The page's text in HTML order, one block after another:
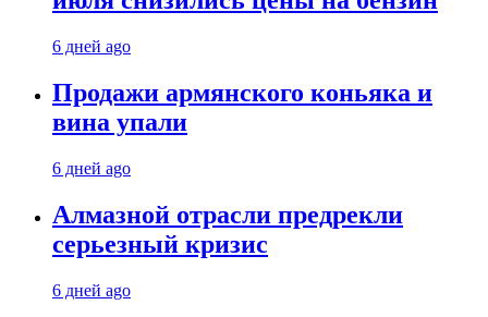
6 дней ago
Продажи армянского коньяка и
вина упали
6 дней ago
Алмазной отрасли предрекли
серьезный кризис
6 дней ago